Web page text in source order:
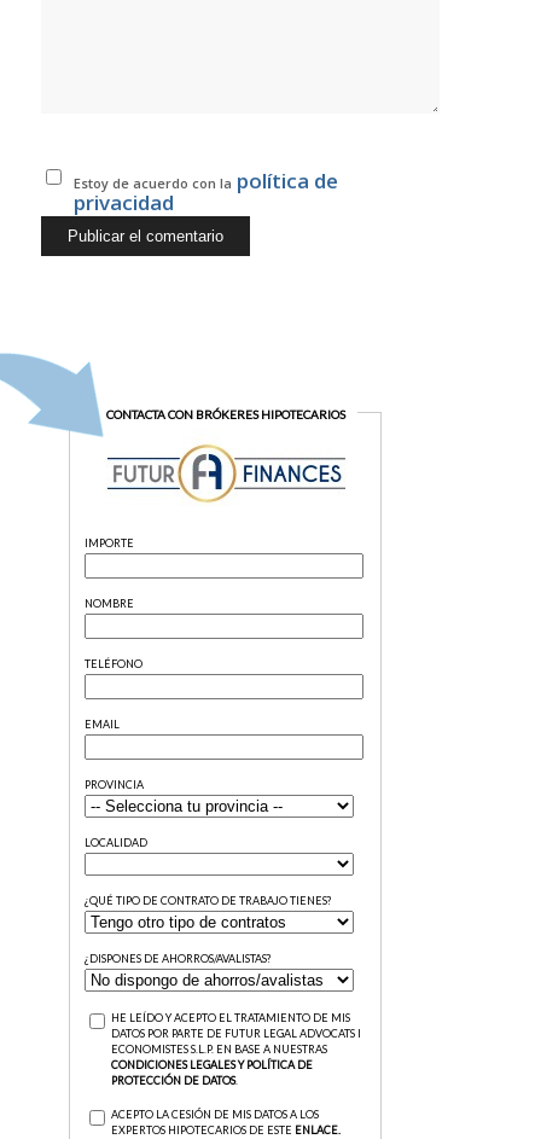
Estoy de acuerdo con la política de
privacidad